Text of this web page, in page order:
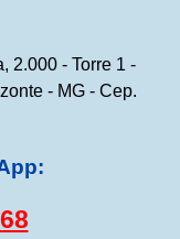
2.000 - Torre 1 -
- MG - Cep.